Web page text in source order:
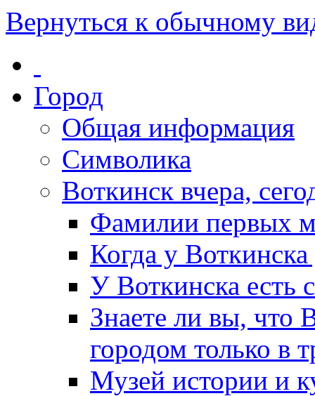
Вернуться к обычному
Город
Общая информация
Символика
Воткинск вчера,
Фамилии первых
Когда у
У Воткинска есть
Знаете ли вы, что
городом только в
Музей истории и